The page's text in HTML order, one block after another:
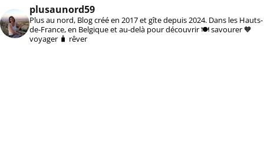
plusaunord59
Plus au nord, Blog créé en 2017 et gîte depuis 2024. Dans les Hauts-
de-France, en Belgique et au-delà pour découvrir 🍽️ savourer 🧡
voyager 🧳 rêver